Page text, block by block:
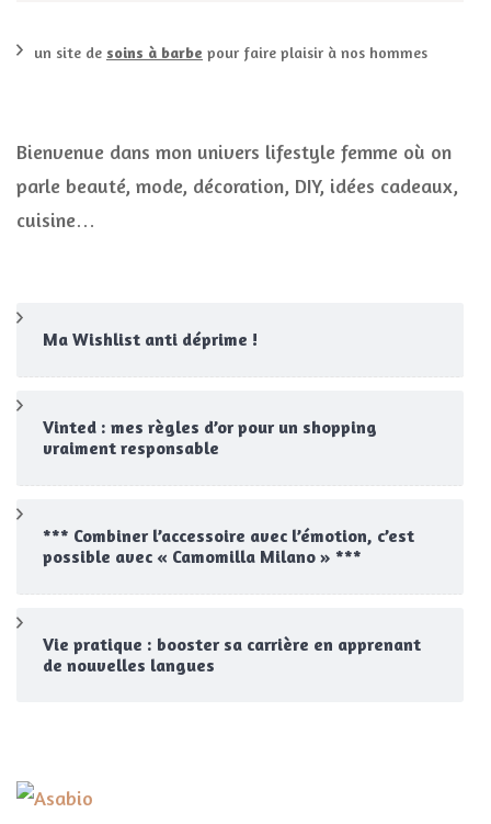
un site de soins à barbe pour faire plaisir à nos hommes
Bienvenue dans mon univers lifestyle femme où on
parle beauté, mode, décoration, DIY, idées cadeaux,
cuisine…
Ma Wishlist anti déprime !
Vinted : mes règles d’or pour un shopping
vraiment responsable
*** Combiner l’accessoire avec l’émotion, c’est
possible avec « Camomilla Milano » ***
Vie pratique : booster sa carrière en apprenant
de nouvelles langues